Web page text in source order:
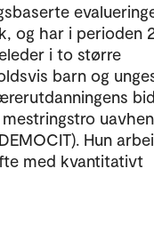
og har i perioden
i to større
barn og
Hun
med kvantitativt